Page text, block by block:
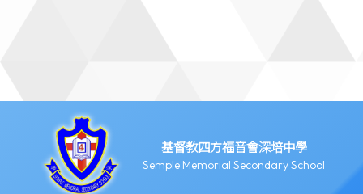
基督教四方福音會深培中學
Semple Memorial Secondary School